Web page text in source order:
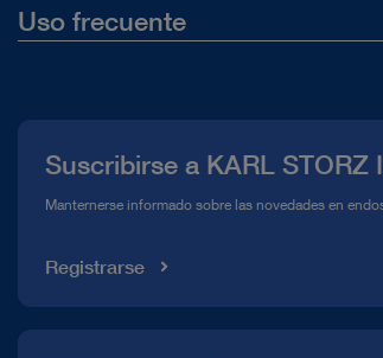
Uso frecuente
Línea de atención para el Cumplimiento
Suscribirse a KARL STORZ
Manternerse informado sobre las novedades en
Registrarse